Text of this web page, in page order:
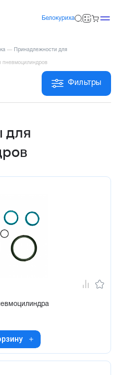
Белокуриха
— Принадлежности для
пневмоцилиндров
Фильтры
для